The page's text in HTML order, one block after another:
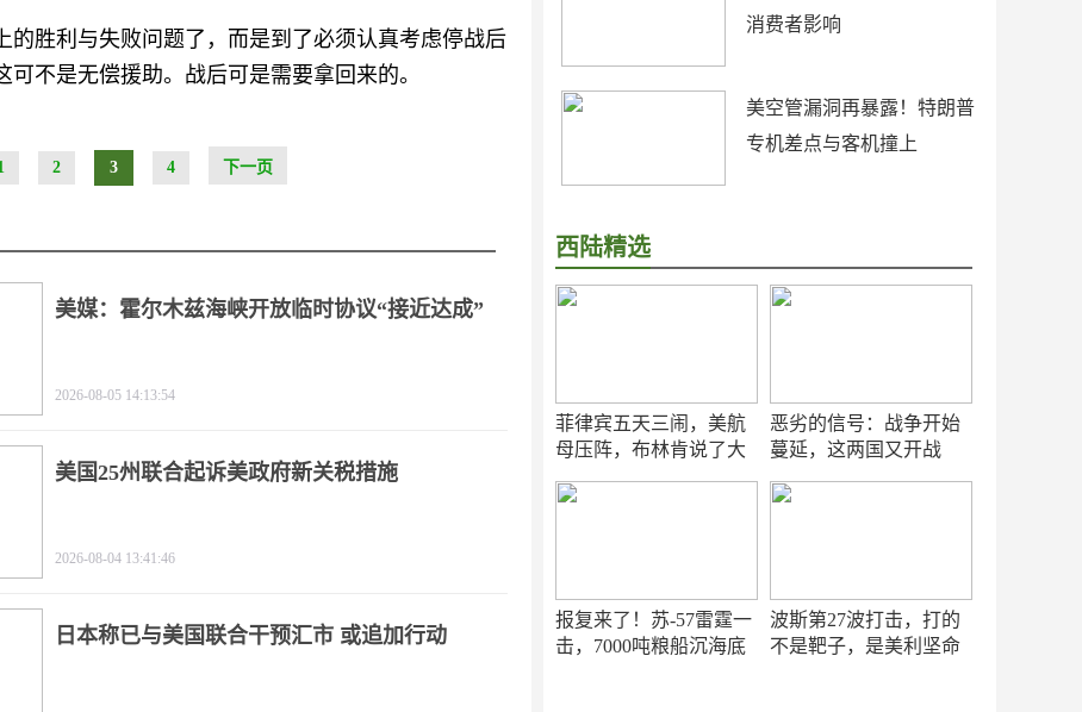
的胜利与失败问题了，而是到了必须认真考虑停战后
不是无偿援助。战后可是需要拿回来的。
2 3 4 下一页
消费者影响
美空管漏洞再暴露！特朗普
专机差点与客机撞上
西陆精选
菲律宾五天三闹，美航
母压阵，布林肯说了大
恶劣的信号：战争开始
蔓延，这两国又开战
报复来了！苏-57雷霆一
击，7000吨粮船沉海底
波斯第27波打击，打的
不是靶子，是美利坚命
美媒：霍尔木兹海峡开放临时协议“接近达成”
2026-08-05 14:13:54
美国25州联合起诉美政府新关税措施
2026-08-04 13:41:46
日本称已与美国联合干预汇市 或追加行动